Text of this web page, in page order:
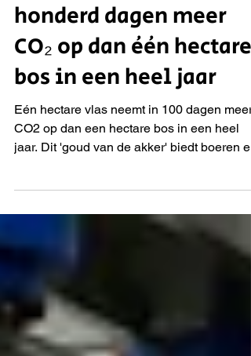
Eén hectare vlas slaat in
honderd dagen meer
CO₂ op dan één hectare
bos in een heel jaar
Eén hectare vlas neemt in 100 dagen meer
technisch superieur product. Dankzij
natuurlijke verkoling vormt vlas een
hitteschild, ideaal voor branddeuren. In de
revolutie' bezoekt Reinier van den Berg
Vianen. Monique de Vos-Faay en Mark
tonen daar hoe vlasstengels veranderen in
oersterke wanden.